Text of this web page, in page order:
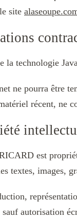
site
la technologie
ne pourra être
récent, ne
est
textes, images,
autorisation